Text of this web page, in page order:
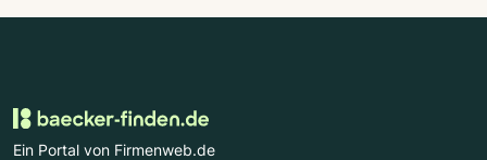
Ein Portal von Firmenweb.de